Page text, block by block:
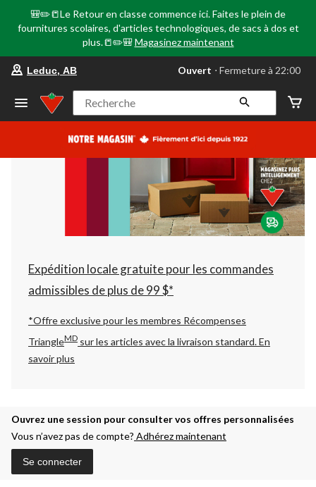
🎒✏️📒Le Retour en classe commence ici. Faites le plein de
fournitures scolaires, d'articles technologiques, de sacs à dos et
plus.📒✏️🎒 Magasinez maintenant
votre
préféré
Leduc,
AB,
courament
Fermeture
à
22:00
cliquer
pour
changer
Leduc, AB Ouvert ⋅ Fermeture à 22:00
Recherche
Expédition locale gratuite pour les commandes
admissibles de plus de 99 $*
*Offre exclusive pour les membres Récompenses
TriangleMD sur les articles avec la livraison standard.En
savoir plus
Ouvrez une session pour consulter vos offres personnalisées
Vous n’avez pas de compte? Adhérez maintenant
Se connecter